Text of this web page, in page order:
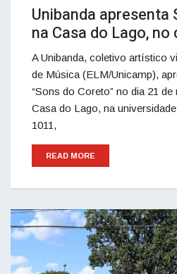
Unibanda apresenta
na Casa do Lago, no
A Unibanda, coletivo artístico
de Música (ELM/Unicamp),
“Sons do Coreto” no dia 21
Casa do Lago, na
1011,
READ MORE